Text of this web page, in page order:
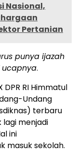
Nasional,
Pertanian
punya ijazah
ucapnya.
DPR RI Himmatul
Undang
terbaru
lagi menjadi
ini
masuk sekolah.